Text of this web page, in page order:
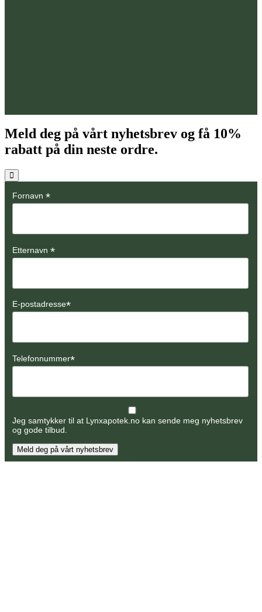
Meld deg på vårt nyhetsbrev og få 10%
rabatt på din neste ordre.
Fornavn *
Etternavn *
E-postadresse*
Telefonnummer*
Jeg samtykker til at Lynxapotek.no kan sende meg nyhetsbrev
og gode tilbud.
Meld deg på vårt nyhetsbrev